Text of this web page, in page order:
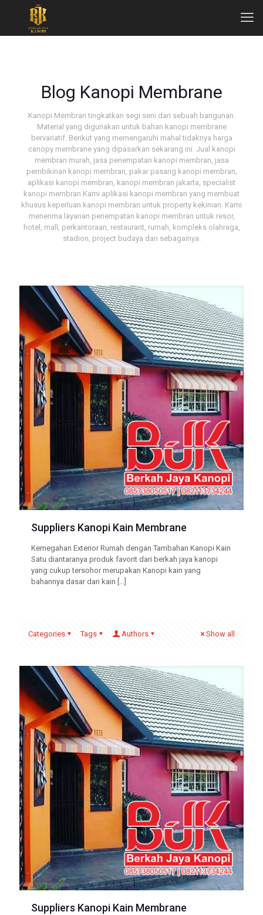
Blog Kanopi Membrane
Kanopi Membran tingkatkan segi seni dari sebuah bangunan.
Material yang digunakan untuk bahan kanopi membrane
bervariatif. Berikut yang memengaruhi mahal tidaknya harga
canopy membrane yang dipasarkan sekarang ini. Jual kanopi
membran murah, jasa penempatan kanopi membran, jasa
pembikinan kanopi membran, pakar pasang kanopi membran,
aplikasi kanopi membran, kanopi membran jakarta, specialist
kanopi membran.Kami aplikasi kanopi membran yang membuat
khusus keperluan kanopi membran untuk property kekinian. Kami
menerima layanan penempatan kanopi membran untuk resor,
hotel, mall, perkantoraan, restaurant, rumah, kompleks olahraga,
stadion, project budaya dan sebagainya.
Suppliers Kanopi Kain Membrane
Kemegahan Exterior Rumah dengan Tambahan Kanopi Kain
Satu diantaranya produk favorit dari berkah jaya kanopi
yang cukup tersohor merupakan Kanopi kain yang
bahannya dasar dari kain […]
Categories Tags Authors Show all
Suppliers Kanopi Kain Membrane